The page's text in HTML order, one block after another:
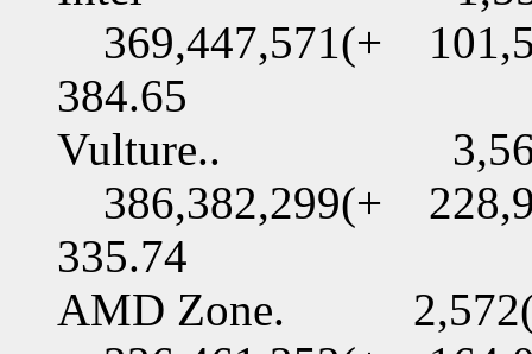
369,447,571(+
384.65
Vulture..
386,382,299(+
335.74
AMD Zone.